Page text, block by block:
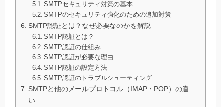
SMTPセキュリティ対策の基本
SMTPのセキュリティ強化のための追加対策
SMTP認証とは？なぜ必要なのかを解説
SMTP認証とは？
SMTP認証の仕組み
SMTP認証が必要な理由
SMTP認証の設定方法
SMTP認証のトラブルシューティング
SMTPと他のメールプロトコル（IMAP・POP）の違
い